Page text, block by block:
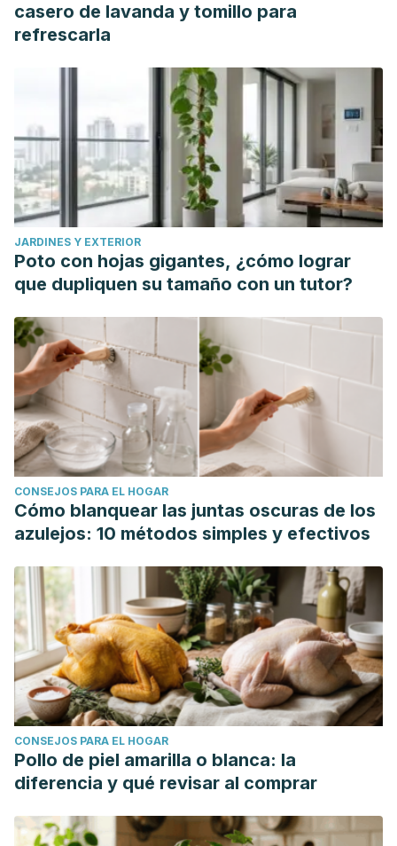
casero de lavanda y tomillo para
refrescarla
JARDINES Y EXTERIOR
Poto con hojas gigantes, ¿cómo lograr
que dupliquen su tamaño con un tutor?
CONSEJOS PARA EL HOGAR
Cómo blanquear las juntas oscuras de los
azulejos: 10 métodos simples y efectivos
CONSEJOS PARA EL HOGAR
Pollo de piel amarilla o blanca: la
diferencia y qué revisar al comprar